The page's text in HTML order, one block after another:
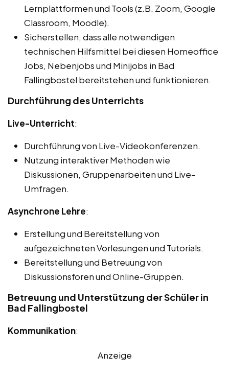
Lernplattformen und Tools (z.B. Zoom, Google
Classroom, Moodle).
Sicherstellen, dass alle notwendigen
technischen Hilfsmittel bei diesen Homeoffice
Jobs, Nebenjobs und Minijobs in Bad
Fallingbostel bereitstehen und funktionieren.
Durchführung des Unterrichts
Live-Unterricht:
Durchführung von Live-Videokonferenzen.
Nutzung interaktiver Methoden wie
Diskussionen, Gruppenarbeiten und Live-
Umfragen.
Asynchrone Lehre:
Erstellung und Bereitstellung von
aufgezeichneten Vorlesungen und Tutorials.
Bereitstellung und Betreuung von
Diskussionsforen und Online-Gruppen.
Betreuung und Unterstützung der Schüler in
Bad Fallingbostel
Kommunikation:
Anzeige